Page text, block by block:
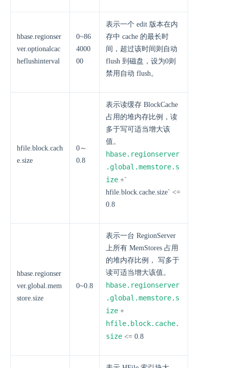
hbase.regionser
ver.optionalcac
heflushinterval
0~86
4000
00
表示一个 edit 版本在内
存中 cache 的最长时
间，超过该时间则自动
flush 到磁盘，设为0则
禁用自动 flush。
hfile.block.cach
e.size
0～
0.8
表示读缓存 BlockCache
占用的堆内存比例，读
多于写可适当增大该
值。
hbase.regionserver
.global.memstore.s
ize +`
hfile.block.cache.size` <=
0.8
hbase.regionser
ver.global.mem
store.size
0~0.8
表示一台 RegionServer
上所有 MemStores 占用
的堆内存比例， 写多于
读可适当增大该值。
hbase.regionserver
.global.memstore.s
ize +
hfile.block.cache.
size <= 0.8